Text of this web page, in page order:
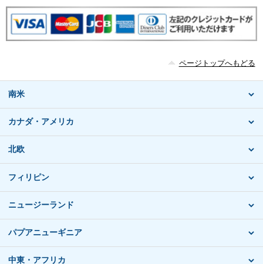
ページトップへもどる
南米
カナダ・アメリカ
北欧
フィリピン
ニュージーランド
パプアニューギニア
中東・アフリカ